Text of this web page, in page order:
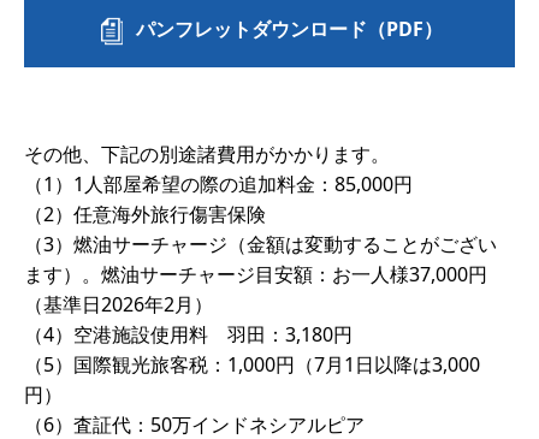
パンフレットダウンロード（PDF）
その他、下記の別途諸費用がかかります。
（1）1人部屋希望の際の追加料金：85,000円
（2）任意海外旅行傷害保険
（3）燃油サーチャージ（金額は変動することがござい
ます）。燃油サーチャージ目安額：お一人様37,000円
（基準日2026年2月）
（4）空港施設使用料 羽田：3,180円
（5）国際観光旅客税：1,000円（7月1日以降は3,000
円）
（6）査証代：50万インドネシアルピア